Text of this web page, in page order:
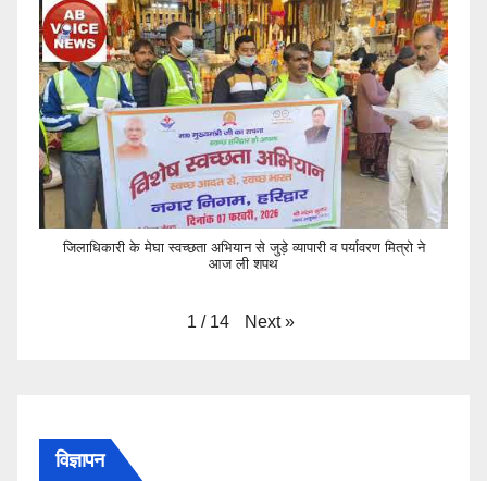
जिलाधिकारी के मेघा स्वच्छता अभियान से जुड़े व्यापारी व पर्यावरण मित्रो ने
आज ली शपथ
1 / 14 Next »
विज्ञापन